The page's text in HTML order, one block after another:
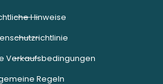
Hinweise
Verkaufsbedingungen
Regeln